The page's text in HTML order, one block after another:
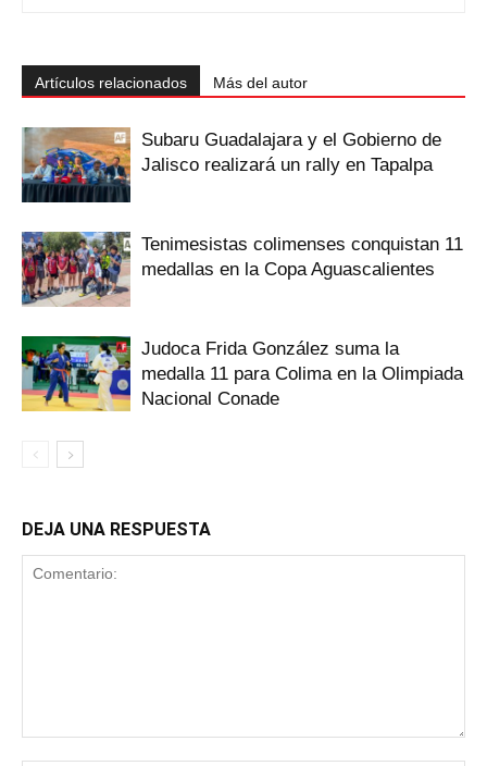
Artículos relacionados Más del autor
Subaru Guadalajara y el Gobierno de
Jalisco realizará un rally en Tapalpa
Tenimesistas colimenses conquistan 11
medallas en la Copa Aguascalientes
Judoca Frida González suma la
medalla 11 para Colima en la Olimpiada
Nacional Conade
DEJA UNA RESPUESTA